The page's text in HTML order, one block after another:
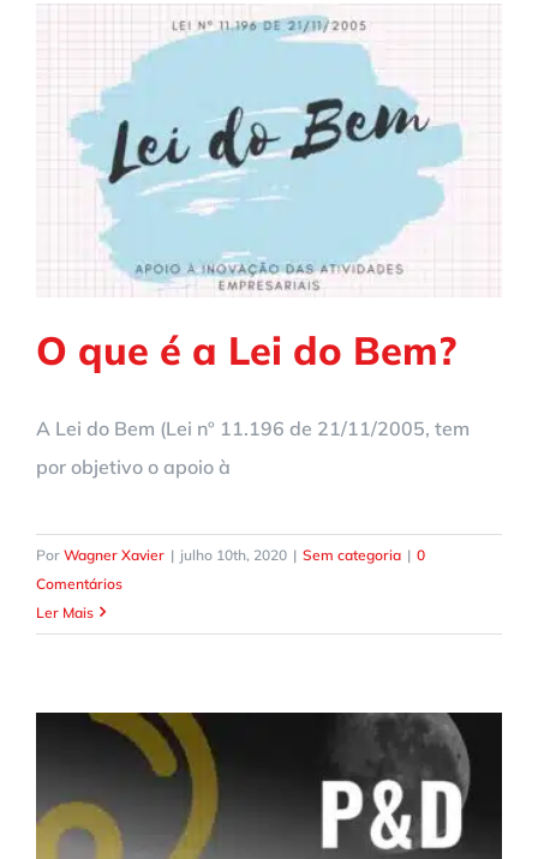
O que é a Lei do Bem?
A Lei do Bem (Lei nº 11.196 de 21/11/2005, tem
por objetivo o apoio à
Por Wagner Xavier | julho 10th, 2020 | Sem categoria | 0
Comentários
Ler Mais